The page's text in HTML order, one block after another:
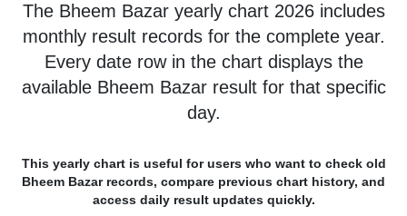
The Bheem Bazar yearly chart 2026 includes
monthly result records for the complete year.
Every date row in the chart displays the
available Bheem Bazar result for that specific
day.
This yearly chart is useful for users who want to check old
Bheem Bazar records, compare previous chart history, and
access daily result updates quickly.